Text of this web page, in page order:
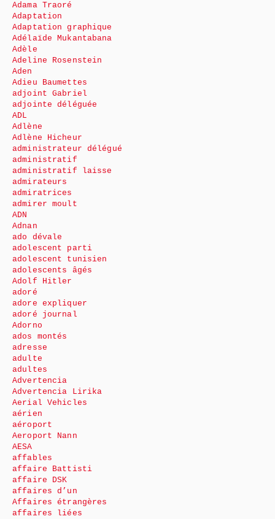
Adama Traoré
Adaptation
Adaptation graphique
Adélaïde Mukantabana
Adèle
Adeline Rosenstein
Aden
Adieu Baumettes
adjoint Gabriel
adjointe déléguée
ADL
Adlène
Adlène Hicheur
administrateur délégué
administratif
administratif laisse
admirateurs
admiratrices
admirer moult
ADN
Adnan
ado dévale
adolescent parti
adolescent tunisien
adolescents âgés
Adolf Hitler
adoré
adore expliquer
adoré journal
Adorno
ados montés
adresse
adulte
adultes
Advertencia
Advertencia Lirika
Aerial Vehicles
aérien
aéroport
Aeroport Nann
AESA
affables
affaire Battisti
affaire DSK
affaires d’un
Affaires étrangères
affaires liées